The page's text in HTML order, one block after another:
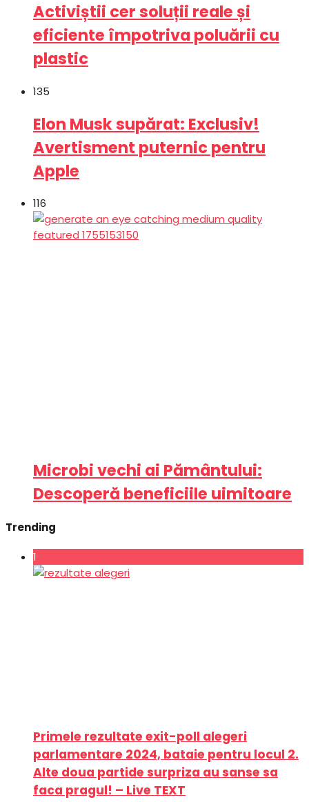
Activiștii cer soluții reale și
eficiente împotriva poluării cu
plastic
135
Elon Musk supărat: Exclusiv!
Avertisment puternic pentru
Apple
116
Microbi vechi ai Pământului:
Descoperă beneficiile uimitoare
Trending
1
Primele rezultate exit-poll alegeri
parlamentare 2024, bataie pentru locul 2.
Alte doua partide surpriza au sanse sa
faca pragul! – Live TEXT